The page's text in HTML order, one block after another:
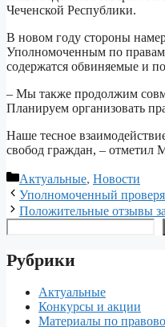
Чеченской Республики.
В новом году стороны
Уполномоченным по правам
содержатся обвиняемые и
– Мы также продолжим
Планируем организовать
Наше тесное
свобод граждан, – отметил
Рубрики
Актуальные, Новости
Уполномоченный
Положительные отзывы
Поиск
Рубрики
Актуальные
Конкурсы и акции
Материалы по